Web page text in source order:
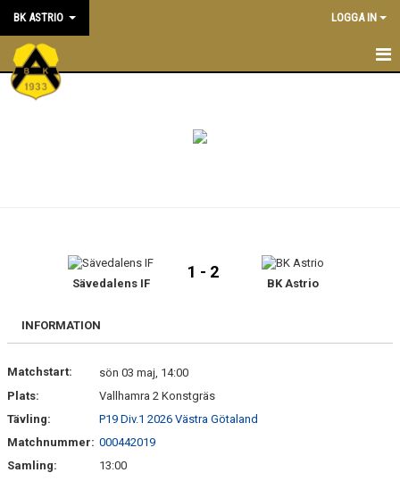
BK ASTRIO LOGGA IN
HEM
BLI MEDLEM
SÖNDRUMS IP
TRYGG I ASTRIO
Sävedalens IF
1 - 2
BK Astrio
INFORMATION
Matchstart:
sön 03 maj, 14:00
Plats:
Vallhamra 2 Konstgräs
Tävling:
P19 Div.1 2026 Västra Götaland
Matchnummer: 000442019
Samling:
13:00